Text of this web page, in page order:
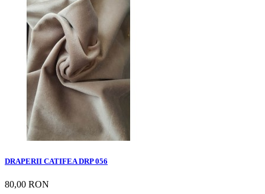
DRAPERII CATIFEA DRP 056
80,00 RON